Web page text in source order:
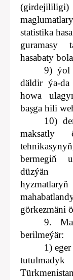
statistika
guramasy
hasabaty
9) ýol
däldir ýa-
howa
başga hili
10)
maksatly
bermegiň
görkezmäni
9.
berilmeýär:
1)